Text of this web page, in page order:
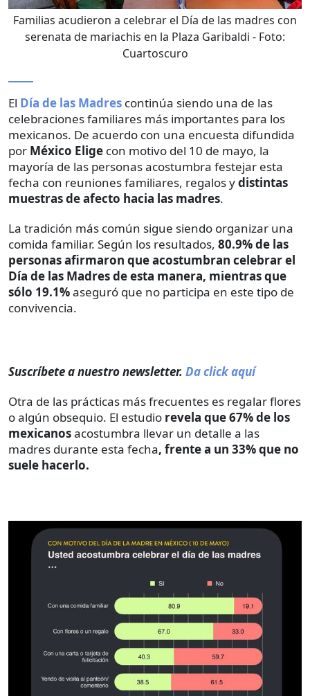
Familias acudieron a celebrar el Día de las madres con
serenata de mariachis en la Plaza Garibaldi - Foto:
Cuartoscuro
El Día de las Madres continúa siendo una de las
celebraciones familiares más importantes para los
mexicanos. De acuerdo con una encuesta difundida
por México Elige con motivo del 10 de mayo, la
mayoría de las personas acostumbra festejar esta
fecha con reuniones familiares, regalos ydistintas
muestras de afecto hacia las madres.
La tradición más común sigue siendo organizar una
comida familiar. Según los resultados, 80.9% de las
personas afirmaron que acostumbran celebrar el
Día de las Madres de esta manera, mientras que
sólo 19.1%aseguró que no participa en este tipo de
convivencia.
Suscríbete a nuestro newsletter. Da click aquí
Otra de las prácticas más frecuentes es regalar flores
o algún obsequio. El estudio revela que 67% de los
mexicanosacostumbra llevar un detalle a las
madres durante esta fecha, frente a un 33% que no
suele hacerlo.